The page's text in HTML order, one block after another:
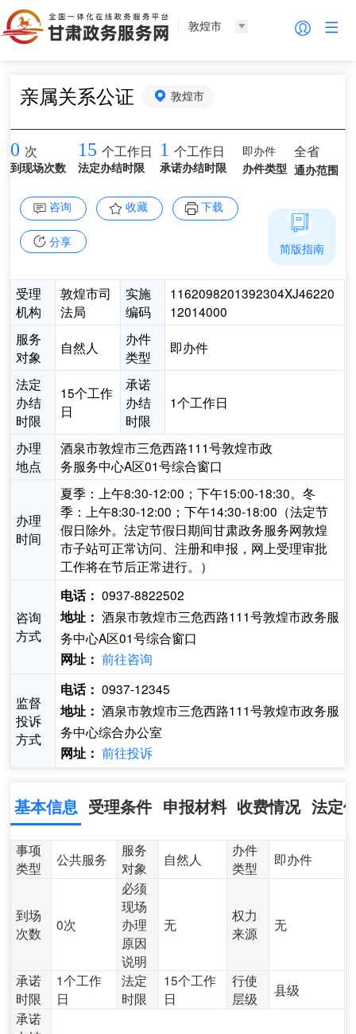
敦煌市
亲属关系公证 敦煌市
0 次
到现场次数
15 个工作日
法定办结时限
1 个工作日
承诺办结时限
即办件
办件类型
全省
通办范围
咨询 收藏 下载
分享
受理
机构
敦煌市司
法局
实施
编码
1162098201392304XJ46220
12014000
服务
对象
自然人
办件
类型
即办件
法定
办结
时限
15个工作
日
承诺
办结
时限
1个工作日
办理
地点
酒泉市敦煌市三危西路111号敦煌市政
务服务中心A区01号综合窗口
办理
时间
夏季：上午8:30-12:00；下午15:00-18:30。冬
季：上午8:30-12:00；下午14:30-18:00（法定节
假日除外。法定节假日期间甘肃政务服务网敦煌
市子站可正常访问、注册和申报，网上受理审批
工作将在节后正常进行。）
咨询
方式
电话： 0937-8822502
地址： 酒泉市敦煌市三危西路111号敦煌市政务服
务中心A区01号综合窗口
网址： 前往咨询
监督
投诉
方式
电话： 0937-12345
地址： 酒泉市敦煌市三危西路111号敦煌市政务服
务中心综合办公室
网址： 前往投诉
简版指南
基本信息 受理条件 申报材料 收费情况 法定
事项
类型
公共服务
服务
对象
自然人
办件
类型
即办件
到场
次数
0次
必须
现场
办理
原因
说明
无
权力
来源
无
承诺
时限
1个工作
日
法定
时限
15个工作
日
行使
层级
县级
承诺